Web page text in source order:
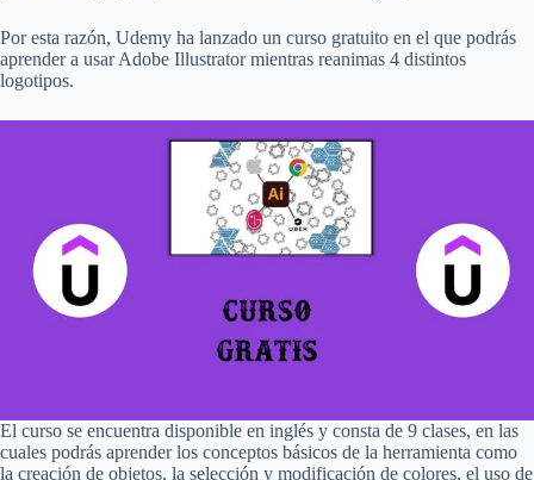
Por esta razón, Udemy ha lanzado un curso gratuito en el que podrás
aprender a usar Adobe Illustrator mientras reanimas 4 distintos
logotipos.
El curso se encuentra disponible en inglés y consta de 9 clases, en las
cuales podrás aprender los conceptos básicos de la herramienta como
la creación de objetos, la selección y modificación de colores, el uso de